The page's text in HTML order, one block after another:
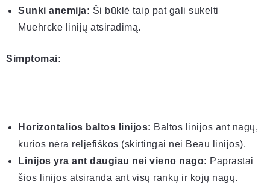
Sunki anemija: Ši būklė taip pat gali sukelti
Muehrcke linijų atsiradimą.
Simptomai:
Horizontalios baltos linijos: Baltos linijos ant nagų,
kurios nėra reljefiškos (skirtingai nei Beau linijos).
Linijos yra ant daugiau nei vieno nago: Paprastai
šios linijos atsiranda ant visų rankų ir kojų nagų.